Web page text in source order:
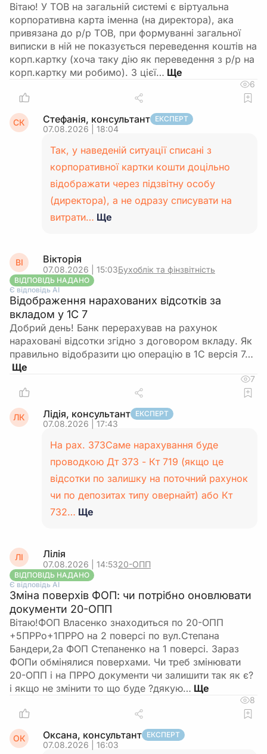
Вітаю! У ТОВ на загальній системі є віртуальна
корпоративна карта іменна (на директора), ака
привязана до р/р ТОВ, при формуванні загальної
виписки в ній не показується переведення коштів на
корп.картку (хоча таку дію як переведення з р/р на
корп.картку ми робимо). З цієї…
6
СК Стефанія, консультант ЕКСПЕРТ
07.08.2026 | 18:04
Так, у наведеній ситуації списані з
корпоративної картки кошти доцільно
відображати через підзвітну особу
(директора), а не одразу списувати на
витрати… Ще
ВІ Вікторія
07.08.2026 | 15:03Бухоблік та фінзвітність
ВІДПОВІДЬ НАДАНО
Є відповідь АІ
Відображення нарахованих відсотків за
вкладом у 1С 7
Добрий день! Банк перерахував на рахунок
нараховані відсотки згідно з договором вкладу. Як
правильно відобразити цю операцію в 1С версія 7…
7
ЛК Лідія, консультант ЕКСПЕРТ
07.08.2026 | 17:43
На рах. 373Саме нарахування буде
проводкою Дт 373 - Кт 719 (якщо це
відсотки по залишку на поточний рахунок
чи по депозитах типу овернайт) або Кт
732… Ще
ЛІ Лілія
07.08.2026 | 14:5320-ОПП
ВІДПОВІДЬ НАДАНО
Є відповідь АІ
Зміна поверхів ФОП: чи потрібно оновлювати
документи 20-ОПП
Вітаю!ФОП Власенко знаходиться по 20-ОПП
+5ПРРо+1ПРРО на 2 поверсі по вул.Степана
Бандери,2а ФОП Степаненко на 1 поверсі. Зараз
ФОПи обмінялися поверхами. Чи треб змінювати
20-ОПП і на ПРРО документи чи залишити так як є?
і якщо не змінити то що буде ?дякую…
8
ОК Оксана, консультант ЕКСПЕРТ
07.08.2026 | 16:03